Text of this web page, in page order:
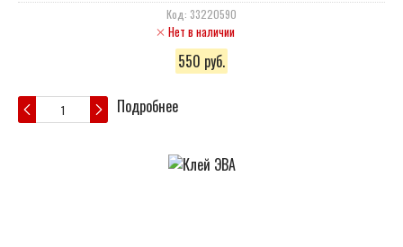
Код: 33220590
Нет в наличии
550 руб.
Подробнее